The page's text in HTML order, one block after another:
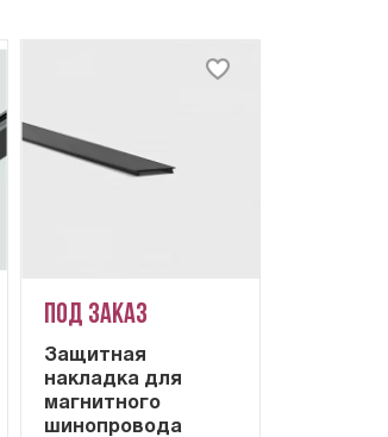
Под заказ
Защитная
накладка для
магнитного
шинопровода